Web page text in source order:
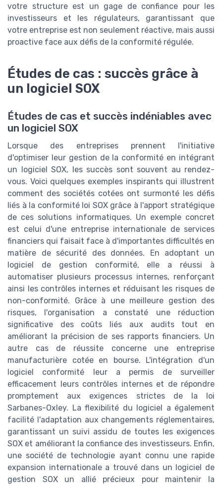
votre structure est un gage de confiance pour les
investisseurs et les régulateurs, garantissant que
votre entreprise est non seulement réactive, mais aussi
proactive face aux défis de la conformité régulée.
Études de cas : succès grâce à
un logiciel SOX
Études de cas et succès indéniables avec
un logiciel SOX
Lorsque des entreprises prennent l'initiative
d'optimiser leur gestion de la conformité en intégrant
un logiciel SOX, les succès sont souvent au rendez-
vous. Voici quelques exemples inspirants qui illustrent
comment des sociétés cotées ont surmonté les défis
liés à la conformité loi SOX grâce à l'apport stratégique
de ces solutions informatiques. Un exemple concret
est celui d'une entreprise internationale de services
financiers qui faisait face à d'importantes difficultés en
matière de sécurité des données. En adoptant un
logiciel de gestion conformité, elle a réussi à
automatiser plusieurs processus internes, renforçant
ainsi les contrôles internes et réduisant les risques de
non-conformité. Grâce à une meilleure gestion des
risques, l'organisation a constaté une réduction
significative des coûts liés aux audits tout en
améliorant la précision de ses rapports financiers. Un
autre cas de réussite concerne une entreprise
manufacturière cotée en bourse. L'intégration d'un
logiciel conformité leur a permis de surveiller
efficacement leurs contrôles internes et de répondre
promptement aux exigences strictes de la loi
Sarbanes-Oxley. La flexibilité du logiciel a également
facilité l'adaptation aux changements réglementaires,
garantissant un suivi assidu de toutes les exigences
SOX et améliorant la confiance des investisseurs. Enfin,
une société de technologie ayant connu une rapide
expansion internationale a trouvé dans un logiciel de
gestion SOX un allié précieux pour maintenir la